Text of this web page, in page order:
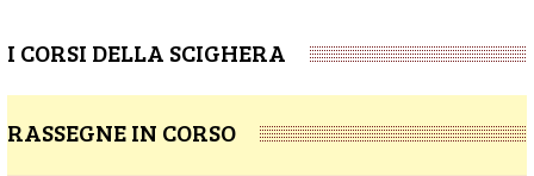
I CORSI DELLA SCIGHERA
RASSEGNE IN CORSO